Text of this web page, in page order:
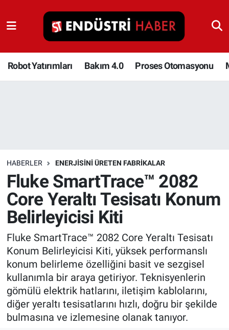
Robot Yatırımları Bakım 4.0 Proses Otomasyonu
HABERLER ENERJISINI ÜRETEN FABRIKALAR
Fluke SmartTrace™ 2082
Core Yeraltı Tesisatı Konum
Belirleyicisi Kiti
Fluke SmartTrace™ 2082 Core Yeraltı Tesisatı
Konum Belirleyicisi Kiti, yüksek performanslı
konum belirleme özelliğini basit ve sezgisel
kullanımla bir araya getiriyor. Teknisyenlerin
gömülü elektrik hatlarını, iletişim kablolarını,
diğer yeraltı tesisatlarını hızlı, doğru bir şekilde
bulmasına ve izlemesine olanak tanıyor.
Robot Yatırımları
Bakım 4.0
Depolama Çözümleri
İnşaat ve Malzeme
HaberOrtak
EndüstriST
Enerjisini Üreten Fabrikalar
Endüstri 4.0 Uygulamaları